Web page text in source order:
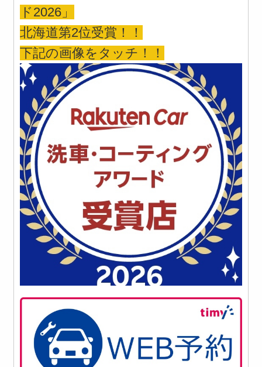
ド2026」
北海道第2位受賞！！
下記の画像をタッチ！！